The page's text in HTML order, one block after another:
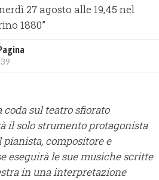
27 agosto alle 19,45 nel
1880”
sul teatro sfiorato
il solo strumento protagonista
pianista, compositore e
eseguirà le sue musiche scritte
in una interpretazione